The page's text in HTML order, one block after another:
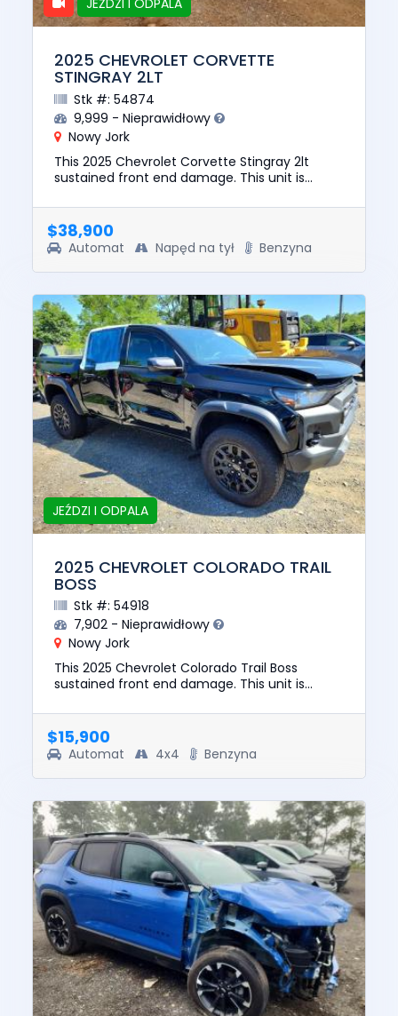
JEŹDZI I ODPALA
2025 CHEVROLET CORVETTE
STINGRAY 2LT
Stk #: 54874
9,999 - Nieprawidłowy
Nowy Jork
This 2025 Chevrolet Corvette Stingray 2lt
sustained front end damage. This unit is
value of this vehicle was...
$38,900
Automat Napęd na tył Benzyna
JEŹDZI I ODPALA
2025 CHEVROLET COLORADO TRAIL
BOSS
Stk #: 54918
7,902 - Nieprawidłowy
Nowy Jork
This 2025 Chevrolet Colorado Trail Boss
sustained front end damage. This unit is
value of this vehicle was $...
$15,900
Automat 4x4 Benzyna